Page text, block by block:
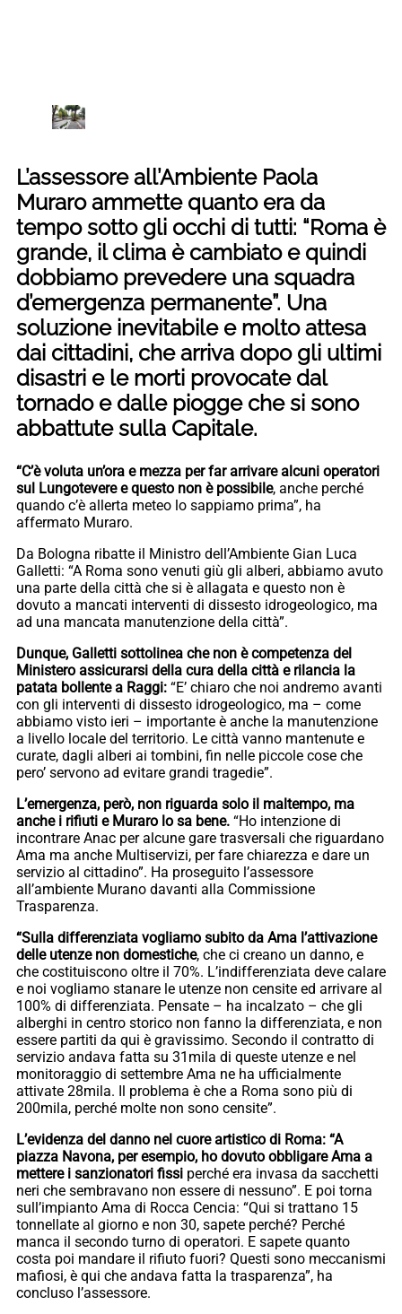
L’assessore all’Ambiente Paola
Muraro ammette quanto era da
tempo sotto gli occhi di tutti: “Roma è
grande, il clima è cambiato e quindi
dobbiamo prevedere una squadra
d’emergenza permanente”. Una
soluzione inevitabile e molto attesa
dai cittadini, che arriva dopo gli ultimi
disastri e le morti provocate dal
tornado e dalle piogge che si sono
abbattute sulla Capitale.
“C’è voluta un’ora e mezza per far arrivare alcuni operatori
sul Lungotevere e questo non è possibile, anche perché
quando c’è allerta meteo lo sappiamo prima”, ha
affermato Muraro.
Da Bologna ribatte il Ministro dell’Ambiente Gian Luca
Galletti: “A Roma sono venuti giù gli alberi, abbiamo avuto
una parte della città che si è allagata e questo non è
dovuto a mancati interventi di dissesto idrogeologico, ma
ad una mancata manutenzione della città”.
Dunque, Galletti sottolinea che non è competenza del
Ministero assicurarsi della cura della città e rilancia la
patata bollente a Raggi: “E’ chiaro che noi andremo avanti
con gli interventi di dissesto idrogeologico, ma – come
abbiamo visto ieri – importante è anche la manutenzione
a livello locale del territorio. Le città vanno mantenute e
curate, dagli alberi ai tombini, fin nelle piccole cose che
pero’ servono ad evitare grandi tragedie”.
L’emergenza, però, non riguarda solo il maltempo, ma
anche i rifiuti e Muraro lo sa bene. “Ho intenzione di
incontrare Anac per alcune gare trasversali che riguardano
Ama ma anche Multiservizi, per fare chiarezza e dare un
servizio al cittadino”. Ha proseguito l’assessore
all’ambiente Murano davanti alla Commissione
Trasparenza.
“Sulla differenziata vogliamo subito da Ama l’attivazione
delle utenze non domestiche, che ci creano un danno, e
che costituiscono oltre il 70%. L’indifferenziata deve calare
e noi vogliamo stanare le utenze non censite ed arrivare al
100% di differenziata. Pensate – ha incalzato – che gli
alberghi in centro storico non fanno la differenziata, e non
essere partiti da qui è gravissimo. Secondo il contratto di
servizio andava fatta su 31mila di queste utenze e nel
monitoraggio di settembre Ama ne ha ufficialmente
attivate 28mila. Il problema è che a Roma sono più di
200mila, perché molte non sono censite”.
L’evidenza del danno nel cuore artistico di Roma: “A
piazza Navona, per esempio, ho dovuto obbligare Ama a
mettere i sanzionatori fissi perché era invasa da sacchetti
neri che sembravano non essere di nessuno”. E poi torna
sull’impianto Ama di Rocca Cencia: “Qui si trattano 15
tonnellate al giorno e non 30, sapete perché? Perché
manca il secondo turno di operatori. E sapete quanto
costa poi mandare il rifiuto fuori? Questi sono meccanismi
mafiosi, è qui che andava fatta la trasparenza”, ha
concluso l’assessore.